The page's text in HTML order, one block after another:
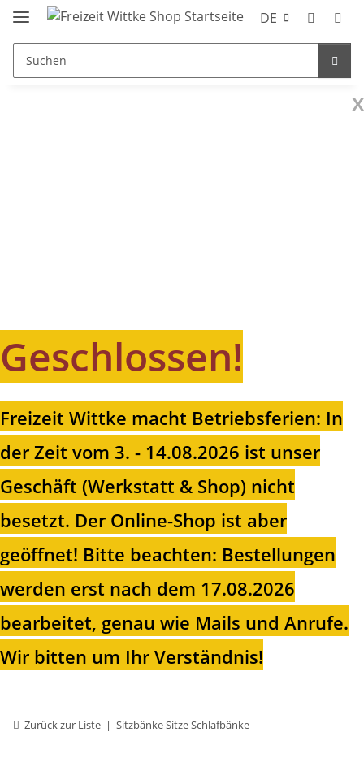
DE
x
Geschlossen!
Freizeit Wittke macht Betriebsferien: In
der Zeit vom 3. - 14.08.2026 ist unser
Geschäft (Werkstatt & Shop) nicht
besetzt. Der Online-Shop ist aber
geöffnet! Bitte beachten: Bestellungen
werden erst nach dem 17.08.2026
bearbeitet, genau wie Mails und Anrufe.
Wir bitten um Ihr Verständnis!
Zurück zur Liste Sitzbänke Sitze Schlafbänke